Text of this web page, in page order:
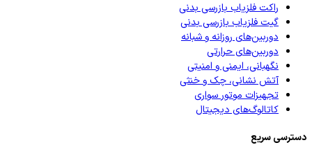
راکت فلزیاب بازرسی بدنی
گیت فلزیاب بازرسی بدنی
دوربین‌های روزانه و شبانه
دوربین‌های حرارتی
نگهبانی، ایمنی و امنیتی
آتش نشانی، چک و خنثی
تجهیزات موتور سواری
کاتالوگ‌های دیجیتال
دسترسی سریع